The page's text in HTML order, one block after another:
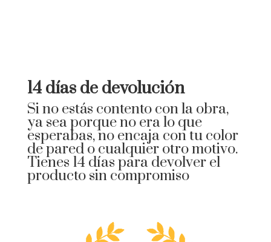
14 días de devolución
Si no estás contento con la obra,
ya sea porque no era lo que
esperabas, no encaja con tu color
de pared o cualquier otro motivo.
Tienes 14 días para devolver el
producto sin compromiso